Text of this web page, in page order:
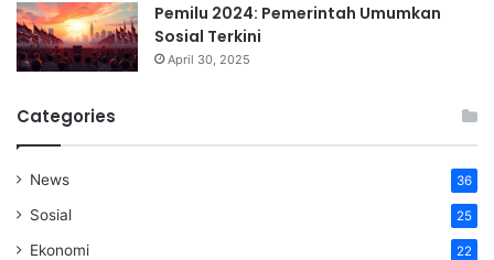
Pemilu 2024: Pemerintah Umumkan
Sosial Terkini
April 30, 2025
Categories
News 36
Sosial 25
Ekonomi 22